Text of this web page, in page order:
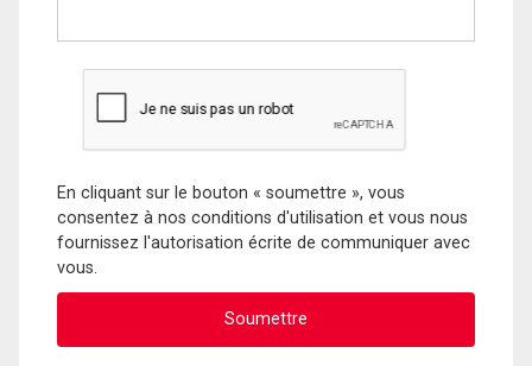
En cliquant sur le bouton « soumettre », vous
consentez à nos conditions d'utilisation et vous nous
fournissez l'autorisation écrite de communiquer avec
vous.